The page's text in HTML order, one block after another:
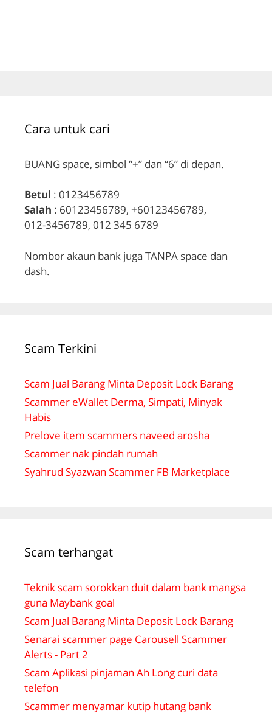
Cara untuk cari
BUANG space, simbol “+” dan “6” di depan.
Betul : 0123456789
Salah : 60123456789, +60123456789,
012-3456789, 012 345 6789
Nombor akaun bank juga TANPA space dan
dash.
Scam Terkini
Scam Jual Barang Minta Deposit Lock Barang
Scammer eWallet Derma, Simpati, Minyak
Habis
Prelove item scammers naveed arosha
Scammer nak pindah rumah
Syahrud Syazwan Scammer FB Marketplace
Scam terhangat
Teknik scam sorokkan duit dalam bank mangsa
guna Maybank goal
Scam Jual Barang Minta Deposit Lock Barang
Senarai scammer page Carousell Scammer
Alerts - Part 2
Scam Aplikasi pinjaman Ah Long curi data
telefon
Scammer menyamar kutip hutang bank